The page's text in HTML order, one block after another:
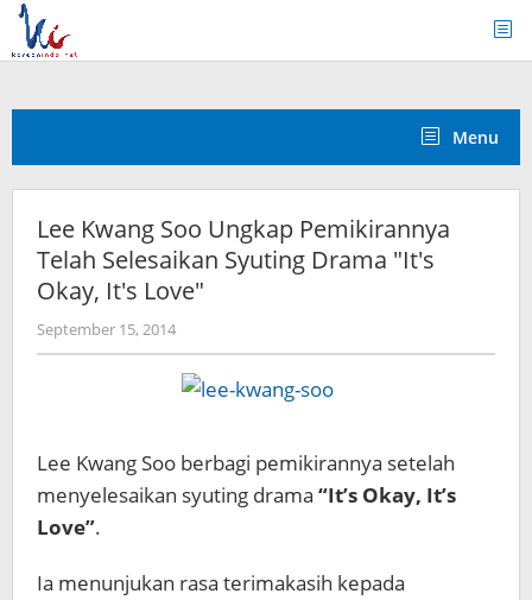
Skip
content
Menu
Lee Kwang Soo Ungkap Pemikirannya
Telah Selesaikan Syuting Drama "It's
Okay, It's Love"
September 15, 2014by
Koreanindo
Lee Kwang Soo berbagi pemikirannya setelah
menyelesaikan syuting drama “It’s Okay, It’s
Love”.
Ia menunjukan rasa terimakasih kepada